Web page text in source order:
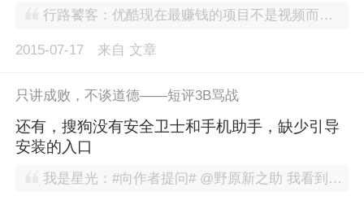
行路饕客：优酷现在最赚钱的项目不是视频而是游戏，看之前公布的财报就知道。而且优酷的流量一直在呈上升趋势，不是有种说法叫做“为获得更为长久的收益，企业可以放弃短期利益”么。京东也在“巨额”亏损，可市场份额却在不断扩大。投资人不断为企业注资看重的也是公司长期盈利的能力。再说，不是还有被收购最后一条路可走么.....最悲观的境地。
2015-07-17 来自 文章
只讲成败，不谈道德——短评3B骂战
还有，搜狗没有安全卫士和手机助手，缺少引导
安装的入口
我是星光：#向作者提问# @野原新之助 我看到身边的人都是装了360浏览器然后就顺带用了它的首页，然后就顺带用了他默认的搜索（同理推广到搜狗浏览器和搜狗搜索），难道是我太片面了。